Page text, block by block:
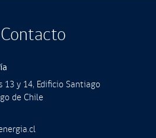
13 y 14, Ediﬁcio Santiago
de Chile